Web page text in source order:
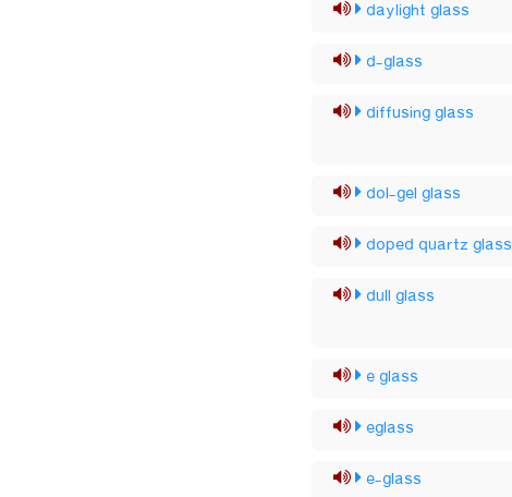
daylight glass
d-glass
diffusing glass
dol-gel glass
doped quartz glass
dull glass
e glass
eglass
e-glass